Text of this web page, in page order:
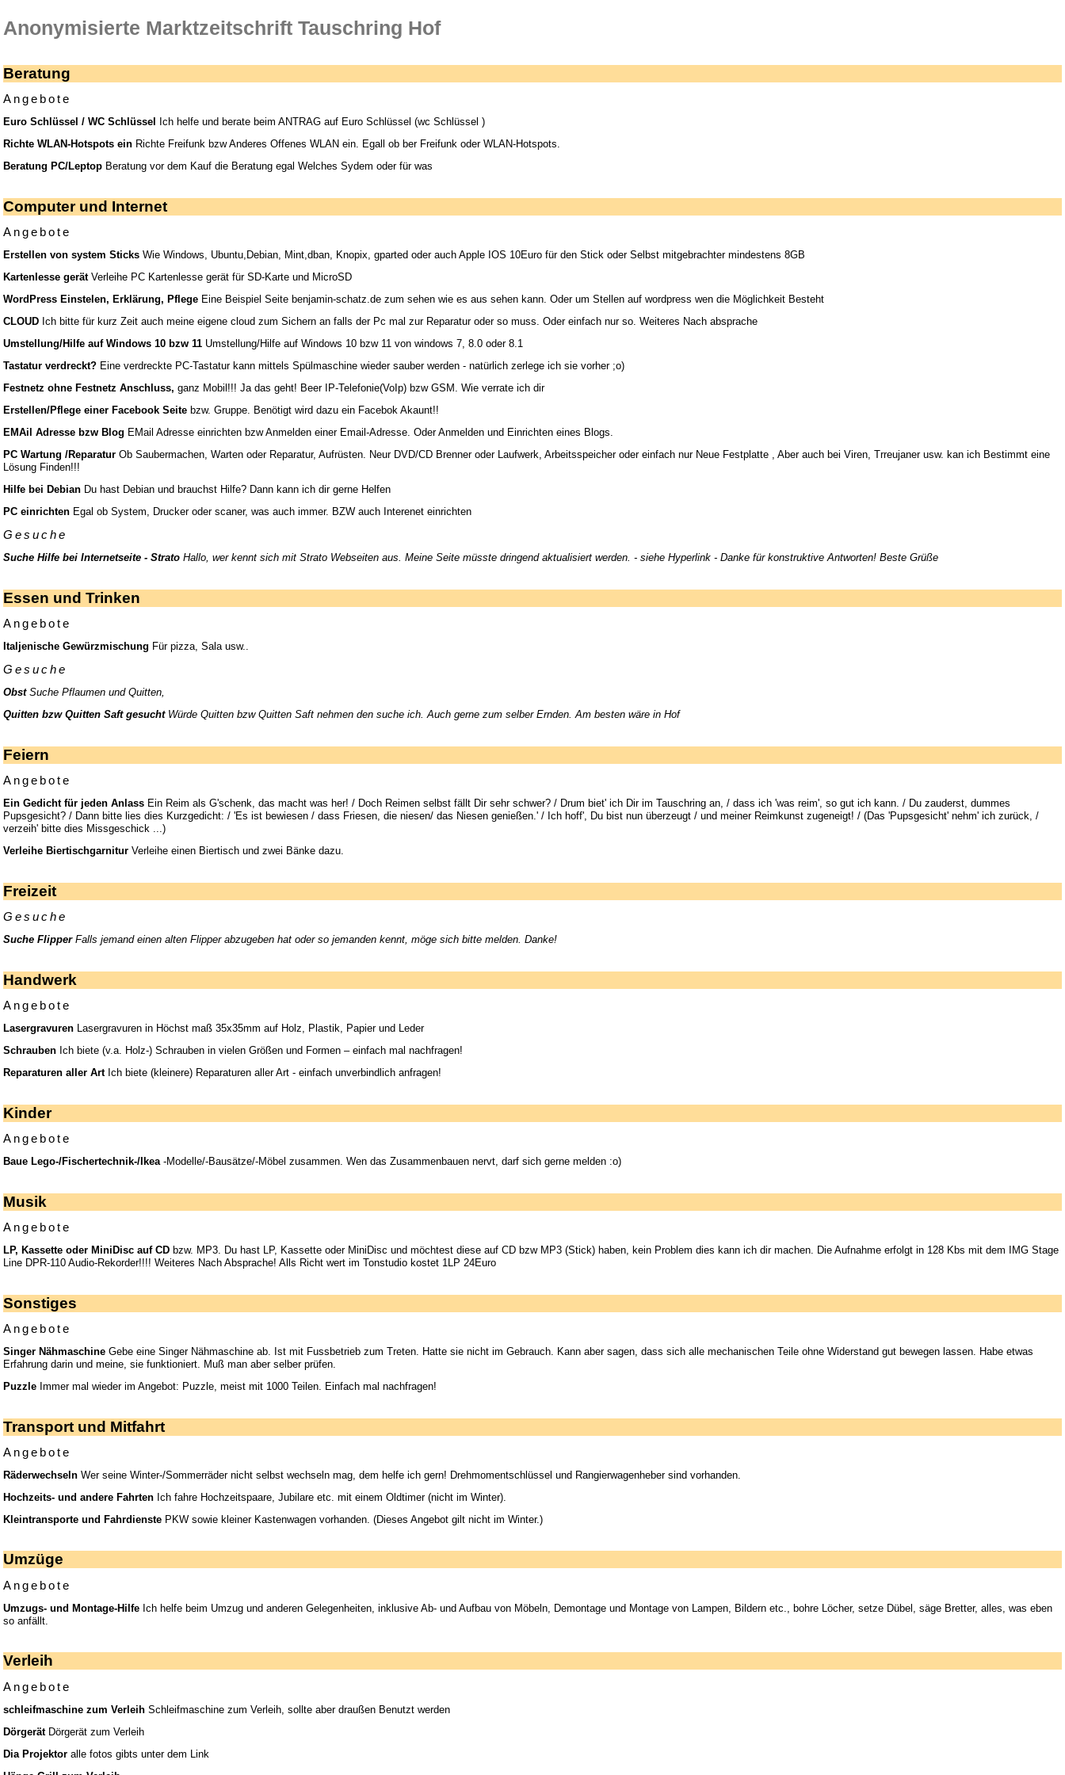
Anonymisierte Marktzeitschrift Tauschring Hof
Beratung
Angebote
Euro Schlüssel / WC Schlüssel
Ich helfe und berate beim ANTRAG auf Euro Schlüssel (wc Schlüssel )
Richte WLAN-Hotspots ein Richte Freifunk bzw Anderes Offenes WLAN ein. Egall ob ber Freifunk oder WLAN-Hotspots.
Beratung PC/Leptop Beratung vor dem Kauf die Beratung egal Welches Sydem oder für was
Computer und Internet
Angebote
Erstellen von system Sticks Wie Windows, Ubuntu,Debian, Mint,dban, Knopix, gparted oder auch Apple IOS 10Euro für den Stick oder Selbst mitgebrachter mindestens 8GB
Kartenlesse gerätVerleihe PC Kartenlesse gerät für SD-Karte und MicroSD
WordPress Einstelen, Erklärung, Pflege Eine Beispiel Seite benjamin-schatz.de zum sehen wie es aus sehen kann. Oder um Stellen auf wordpress wen die Möglichkeit Besteht
CLOUD Ich bitte für kurz Zeit auch meine eigene cloud zum Sichern an falls der Pc mal zur Reparatur oder so muss. Oder einfach nur so. Weiteres Nach absprache
Umstellung/Hilfe auf Windows 10 bzw 11 Umstellung/Hilfe auf Windows 10 bzw 11 von windows 7, 8.0 oder 8.1
Tastatur verdreckt? Eine verdreckte PC-Tastatur kann mittels Spülmaschine wieder sauber werden - natürlich zerlege ich sie vorher ;o)
Festnetz ohne Festnetz Anschluss, ganz Mobil!!! Ja das geht! Beer IP-Telefonie(VoIp) bzw GSM. Wie verrate ich dir
Erstellen/Pflege einer Facebook Seite bzw. Gruppe. Benötigt wird dazu ein Facebok Akaunt!!
EMAil Adresse bzw Blog EMail Adresse einrichten bzw Anmelden einer Email-Adresse. Oder Anmelden und Einrichten eines Blogs.
PC Wartung /Reparatur Ob Saubermachen, Warten oder Reparatur, Aufrüsten. Neur DVD/CD Brenner oder Laufwerk, Arbeitsspeicher oder einfach nur Neue Festplatte , Aber auch bei Viren, Trreujaner usw. kan ich Bestimmt eine
Lösung Finden!!!
Hilfe bei Debian Du hast Debian und brauchst Hilfe? Dann kann ich dir gerne Helfen
PC einrichten Egal ob System, Drucker oder scaner, was auch immer. BZW auch Interenet einrichten
Gesuche
Suche Hilfe bei Internetseite - Strato Hallo, wer kennt sich mit Strato Webseiten aus. Meine Seite müsste dringend aktualisiert werden. - siehe Hyperlink - Danke für konstruktive Antworten! Beste Grüße
Essen und Trinken
Angebote
Italjenische Gewürzmischung Für pizza, Sala usw..
Gesuche
ObstSuche Pflaumen und Quitten,
Quitten bzw Quitten Saft gesuchtWürde Quitten bzw Quitten Saft nehmen den suche ich. Auch gerne zum selber Ernden. Am besten wäre in Hof
Feiern
Angebote
Ein Gedicht für jeden Anlass Ein Reim als G'schenk, das macht was her! / Doch Reimen selbst fällt Dir sehr schwer? / Drum biet' ich Dir im Tauschring an, / dass ich 'was reim', so gut ich kann. / Du zauderst, dummes
Pupsgesicht? / Dann bitte lies dies Kurzgedicht: / 'Es ist bewiesen / dass Friesen, die niesen/ das Niesen genießen.' / Ich hoff', Du bist nun überzeugt / und meiner Reimkunst zugeneigt! / (Das 'Pupsgesicht' nehm' ich zurück, /
verzeih' bitte dies Missgeschick ...)
Verleihe Biertischgarnitur Verleihe einen Biertisch und zwei Bänke dazu.
Freizeit
Gesuche
Suche FlipperFalls jemand einen alten Flipper abzugeben hat oder so jemanden kennt, möge sich bitte melden. Danke!
Handwerk
Angebote
Lasergravuren Lasergravuren in Höchst maß 35x35mm auf Holz, Plastik, Papier und Leder
Schrauben Ich biete (v.a. Holz-) Schrauben in vielen Größen und Formen – einfach mal nachfragen!
Reparaturen aller ArtIch biete (kleinere) Reparaturen aller Art - einfach unverbindlich anfragen!
Kinder
Angebote
Baue Lego-/Fischertechnik-/Ikea -Modelle/-Bausätze/-Möbel zusammen. Wen das Zusammenbauen nervt, darf sich gerne melden :o)
Musik
Angebote
LP, Kassette oder MiniDisc auf CD bzw. MP3. Du hast LP, Kassette oder MiniDisc und möchtest diese auf CD bzw MP3 (Stick) haben, kein Problem dies kann ich dir machen. Die Aufnahme erfolgt in 128 Kbs mit dem IMG Stage
Line DPR-110 Audio-Rekorder!!!! Weiteres Nach Absprache! Alls Richt wert im Tonstudio kostet 1LP 24Euro
Sonstiges
Angebote
Singer Nähmaschine Gebe eine Singer Nähmaschine ab. Ist mit Fussbetrieb zum Treten. Hatte sie nicht im Gebrauch. Kann aber sagen, dass sich alle mechanischen Teile ohne Widerstand gut bewegen lassen. Habe etwas
Erfahrung darin und meine, sie funktioniert. Muß man aber selber prüfen.
Puzzle Immer mal wieder im Angebot: Puzzle, meist mit 1000 Teilen. Einfach mal nachfragen!
Transport und Mitfahrt
Angebote
Räderwechseln Wer seine Winter-/Sommerräder nicht selbst wechseln mag, dem helfe ich gern! Drehmomentschlüssel und Rangierwagenheber sind vorhanden.
Hochzeits- und andere Fahrten Ich fahre Hochzeitspaare, Jubilare etc. mit einem Oldtimer (nicht im Winter).
Kleintransporte und Fahrdienste PKW sowie kleiner Kastenwagen vorhanden. (Dieses Angebot gilt nicht im Winter.)
Umzüge
Angebote
Umzugs- und Montage-Hilfe Ich helfe beim Umzug und anderen Gelegenheiten, inklusive Ab- und Aufbau von Möbeln, Demontage und Montage von Lampen, Bildern etc., bohre Löcher, setze Dübel, säge Bretter, alles, was eben
so anfällt.
Verleih
Angebote
schleifmaschine zum Verleih Schleifmaschine zum Verleih, sollte aber draußen Benutzt werden
DörgerätDörgerät zum Verleih
Dia Projektor alle fotos gibts unter dem Link